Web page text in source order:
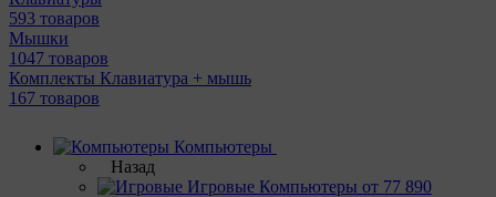
593 товаров
Мышки
1047 товаров
Комплекты Клавиатура + мышь
167 товаров
Компьютеры
Назад
Игровые Компьютеры от 77 890